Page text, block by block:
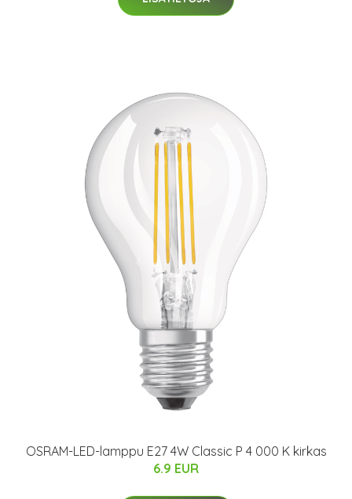
OSRAM-LED-lamppu E27 4W Classic P 4 000 K kirkas
6.9 EUR